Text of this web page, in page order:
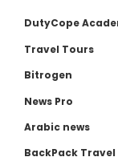
DutyCope
Travel Tours
Bitrogen
News Pro
Arabic news
BackPack Travel